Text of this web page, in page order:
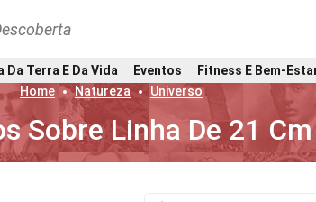
Da Terra E Da Vida Eventos Fitness E Bem-
Home
Natureza Universo
Sobre Linha De 21 Cm